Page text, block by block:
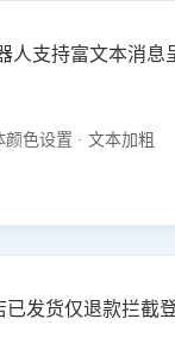
人支持富文本消息
色设置 · 文本加粗